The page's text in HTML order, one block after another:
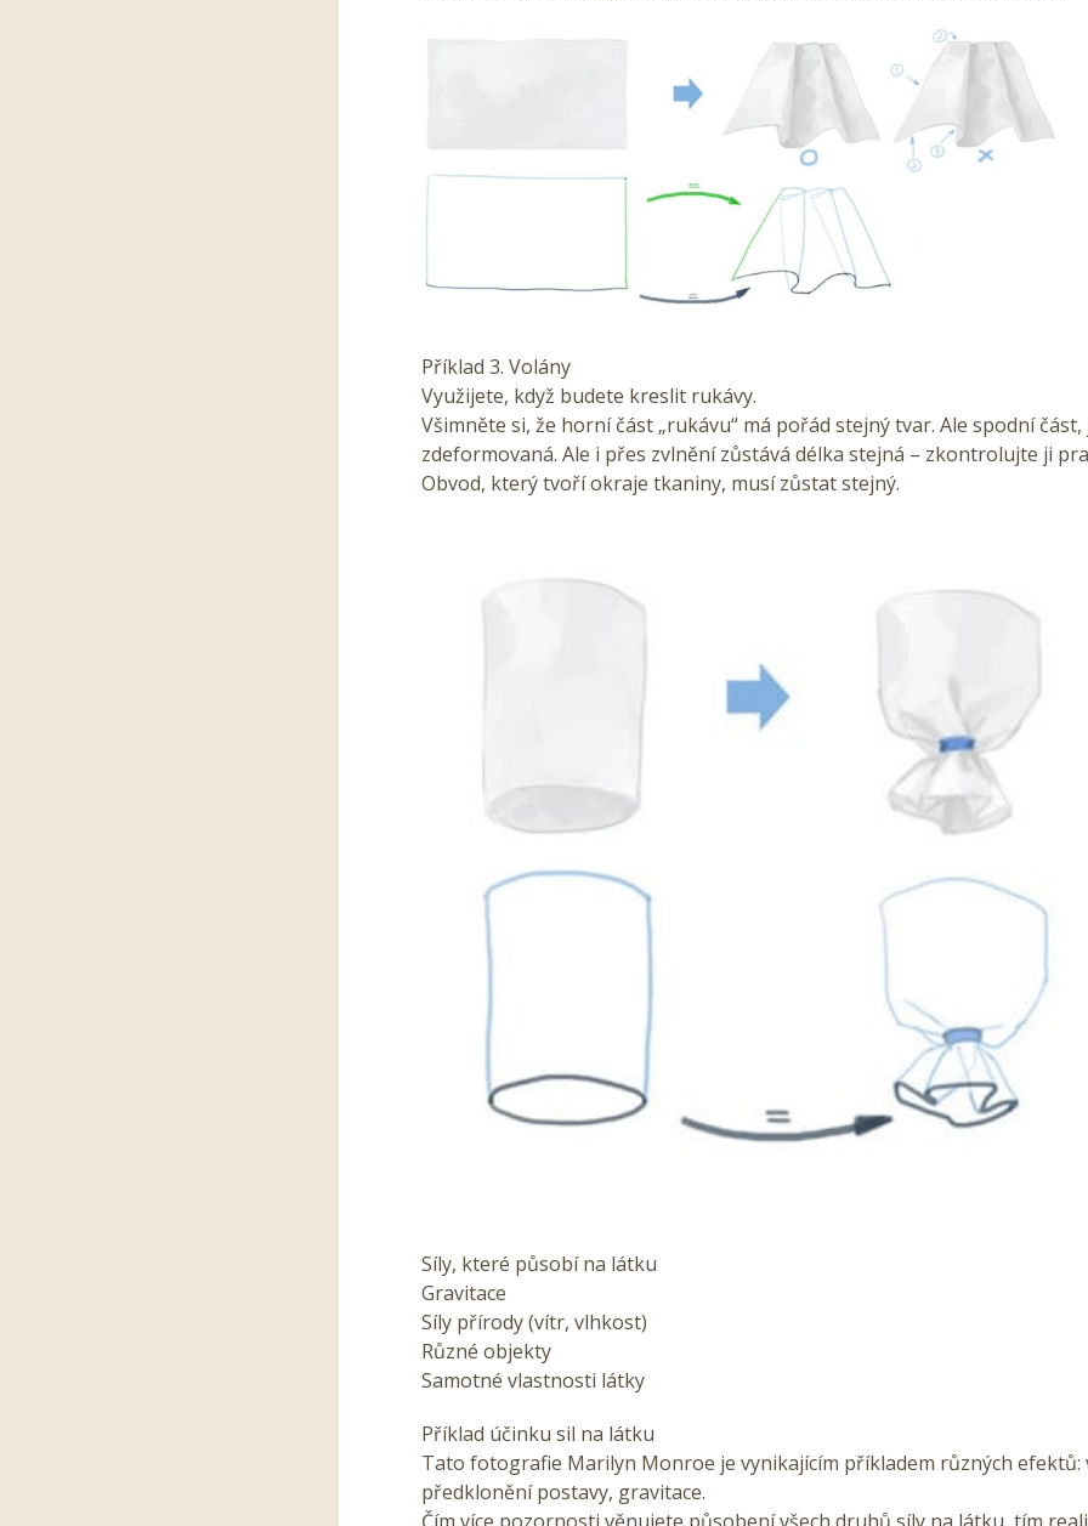
Příklad 3. Volány
Využijete, když budete kreslit rukávy.
Všimněte si, že horní část „rukávu“ má pořád stejný tvar. Ale spodní část,
zdeformovaná. Ale i přes zvlnění zůstává délka stejná – zkontrolujte ji
Obvod, který tvoří okraje tkaniny, musí zůstat stejný.
Síly, které působí na látku
Gravitace
Síly přírody (vítr, vlhkost)
Různé objekty
Samotné vlastnosti látky
Příklad účinku sil na látku
Tato fotografie Marilyn Monroe je vynikajícím příkladem různých efektů:
předklonění postavy, gravitace.